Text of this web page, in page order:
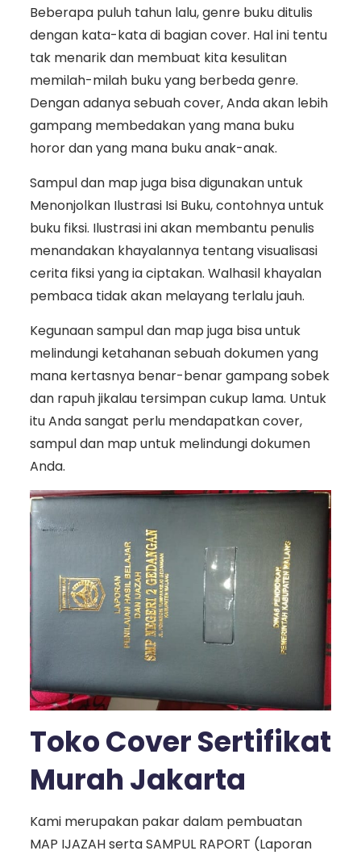
Beberapa puluh tahun lalu, genre buku ditulis
dengan kata-kata di bagian cover. Hal ini tentu
tak menarik dan membuat kita kesulitan
memilah-milah buku yang berbeda genre.
Dengan adanya sebuah cover, Anda akan lebih
gampang membedakan yang mana buku
horor dan yang mana buku anak-anak.
Sampul dan map juga bisa digunakan untuk
Menonjolkan Ilustrasi Isi Buku, contohnya untuk
buku fiksi. Ilustrasi ini akan membantu penulis
menandakan khayalannya tentang visualisasi
cerita fiksi yang ia ciptakan. Walhasil khayalan
pembaca tidak akan melayang terlalu jauh.
Kegunaan sampul dan map juga bisa untuk
melindungi ketahanan sebuah dokumen yang
mana kertasnya benar-benar gampang sobek
dan rapuh jikalau tersimpan cukup lama. Untuk
itu Anda sangat perlu mendapatkan cover,
sampul dan map untuk melindungi dokumen
Anda.
Toko Cover Sertifikat
Murah Jakarta
Kami merupakan pakar dalam pembuatan
MAP IJAZAH serta SAMPUL RAPORT (Laporan